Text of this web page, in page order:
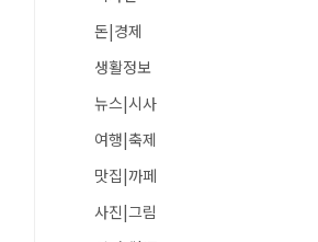
돈|경제
생활정보
뉴스|시사
여행|축제
맛집|까페
사진|그림